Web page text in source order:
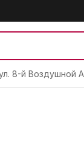
8-й Воздушной